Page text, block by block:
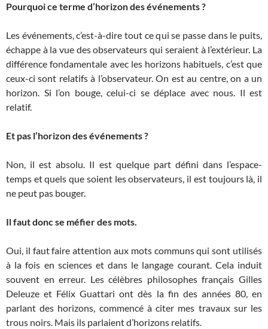
Pourquoi ce terme d’horizon des événements ?
Les événements, c’est-à-dire tout ce qui se passe dans le puits,
échappe à la vue des observateurs qui seraient à l’extérieur. La
différence fondamentale avec les horizons habituels, c’est que
ceux-ci sont relatifs à l’observateur. On est au centre, on a un
horizon. Si l’on bouge, celui-ci se déplace avec nous. Il est
relatif.
Et pas l’horizon des événements ?
Non, il est absolu. Il est quelque part défini dans l’espace-
temps et quels que soient les observateurs, il est toujours là, il
ne peut pas bouger.
Il faut donc se méfier des mots.
Oui, il faut faire attention aux mots communs qui sont utilisés
à la fois en sciences et dans le langage courant. Cela induit
souvent en erreur. Les célèbres philosophes français Gilles
Deleuze et Félix Guattari ont dès la fin des années 80, en
parlant des horizons, commencé à citer mes travaux sur les
trous noirs. Mais ils parlaient d’horizons relatifs.